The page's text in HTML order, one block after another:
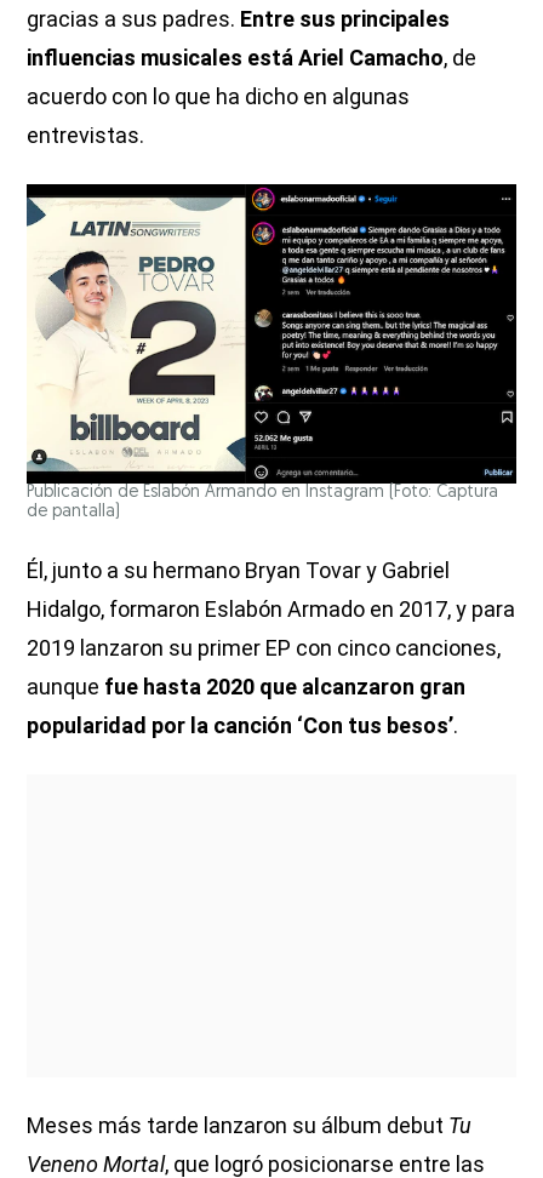
gracias a sus padres. Entre sus principales
influencias musicales está Ariel Camacho, de
acuerdo con lo que ha dicho en algunas
entrevistas.
Publicación de Eslabón Armando en Instagram (Foto: Captura
de pantalla)
Él, junto a su hermano Bryan Tovar y Gabriel
Hidalgo, formaron Eslabón Armado en 2017, y para
2019 lanzaron su primer EP con cinco canciones,
aunque fue hasta 2020 que alcanzaron gran
popularidad por la canción ‘Con tus besos’.
Meses más tarde lanzaron su álbum debut Tu
Veneno Mortal, que logró posicionarse entre las